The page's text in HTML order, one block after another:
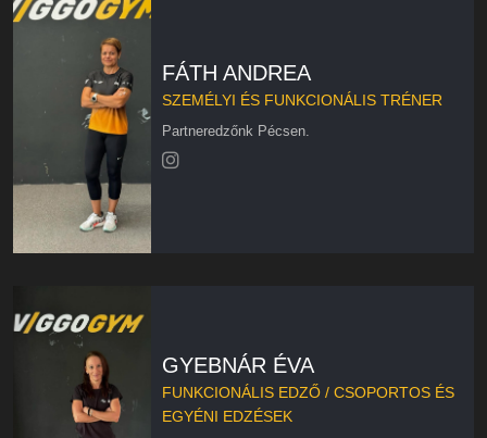
FÁTH ANDREA
SZEMÉLYI ÉS FUNKCIONÁLIS TRÉNER
Partneredzőnk Pécsen.
GYEBNÁR ÉVA
FUNKCIONÁLIS EDZŐ / CSOPORTOS ÉS
EGYÉNI EDZÉSEK